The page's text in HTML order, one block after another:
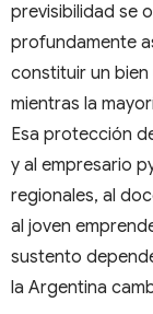
previsibilidad se
profundamente
constituir un bien
mientras la
Esa protección
y al empresario
regionales, al
al joven
sustento
la Argentina